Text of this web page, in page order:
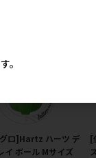
ロ]Hartz ハーツ デ
イ ボール Mサイズ
[
。